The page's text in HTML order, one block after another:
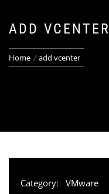
ADD VCENTER
Home add vcenter
Category: VMware